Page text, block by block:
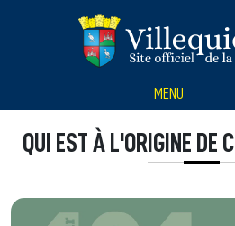
MENU
QUI EST À L'ORIGINE DE